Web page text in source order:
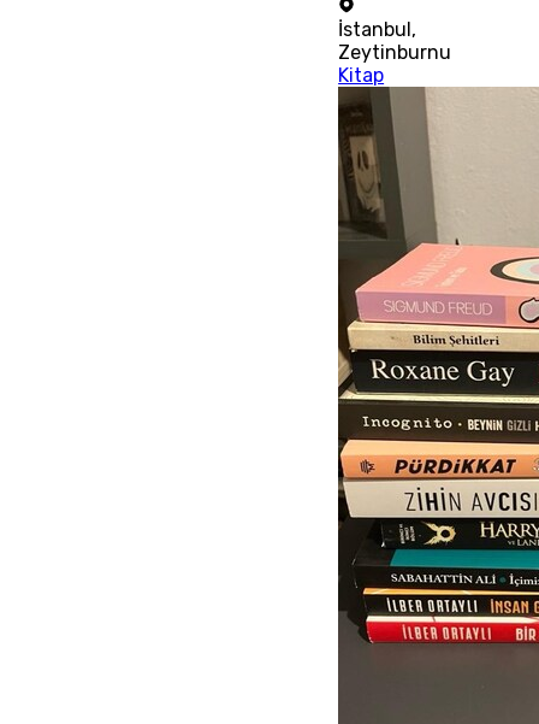
İstanbul,
Zeytinburnu
Kitap